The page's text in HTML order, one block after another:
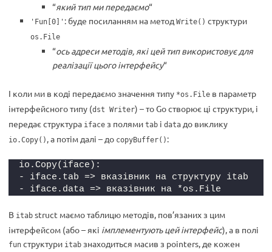
“який тип ми передаємо“
'Fun[0]' : буде посиланням на метод Write() структури
os.File
“ось адреси методів, які цей тип використовує для
реалізації цього інтерфейсу“
І коли ми в коді передаємо значення типу *os.File в параметр
інтерфейсного типу (dst Writer) – то Go створює ці структури, і
передає структура iface з полями tab і data до виклику
io.Copy() , а потім далі – до copyBuffer() :
io.Copy(iface):
- iface.tab => вказівник на структуру itab
- iface.data => вказівник на *os.File
В itab struct маємо таблицю методів, пов’язаних з цим
інтерфейсом (або – які імплементують цей інтерфейс), а в полі
fun структури itab знаходиться масив з pointers, де кожен